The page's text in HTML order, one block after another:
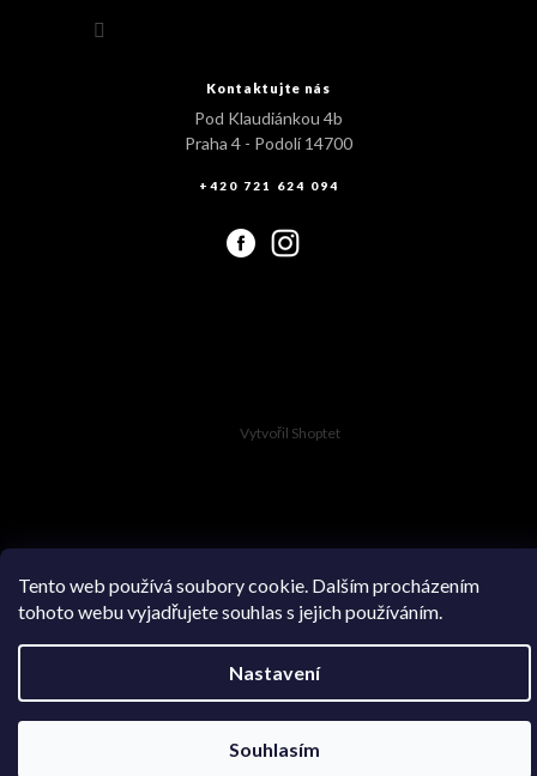
Tento web používá soubory cookie. Dalším procházením
tohoto webu vyjadřujete souhlas s jejich používáním.
Nastavení
Souhlasím
Kontaktujte nás
Pod Klaudiánkou 4b
Praha 4 - Podolí 14700
+420 721 624 094
Vytvořil Shoptet